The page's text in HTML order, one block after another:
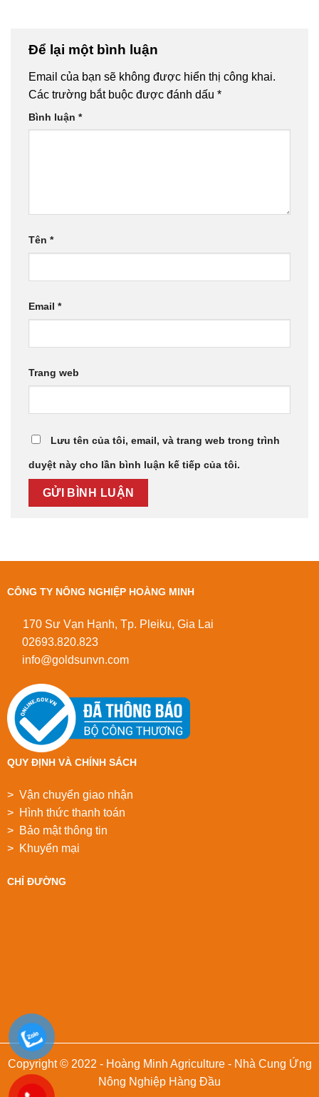
Để lại một bình luận
Email của bạn sẽ không được hiển thị công khai.
Các trường bắt buộc được đánh dấu *
Bình luận *
Tên *
Email *
Trang web
Lưu tên của tôi, email, và trang web trong trình
duyệt này cho lần bình luận kế tiếp của tôi.
CÔNG TY NÔNG NGHIỆP HOÀNG MINH
170 Sư Vạn Hạnh, Tp. Pleiku, Gia Lai
02693.820.823
info@goldsunvn.com
QUY ĐỊNH VÀ CHÍNH SÁCH
> Vận chuyển giao nhận
> Hình thức thanh toán
> Bảo mật thông tin
> Khuyển mại
CHỈ ĐƯỜNG
Copyright © 2022 - Hoàng Minh Agriculture - Nhà Cung Ứng
Nông Nghiệp Hàng Đầu